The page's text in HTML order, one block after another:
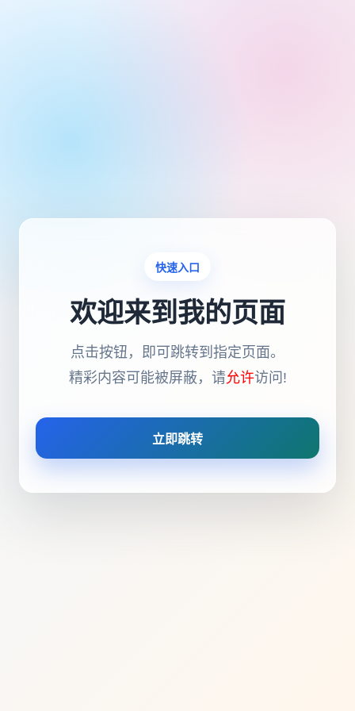
快速入口
欢迎来到我的页面
点击按钮，即可跳转到指定页面。
精彩内容可能被屏蔽，请允许访问!
立即跳转